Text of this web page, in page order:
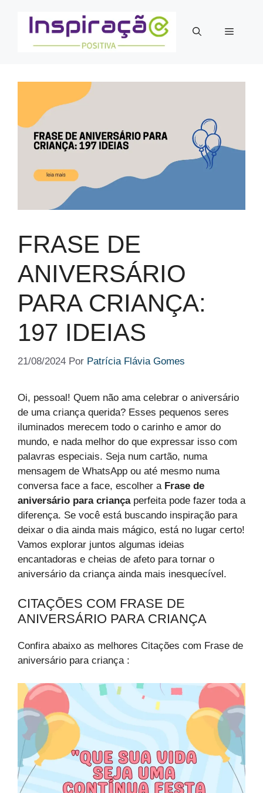
Menu
FRASE DE
ANIVERSÁRIO
PARA CRIANÇA:
197 IDEIAS
21/08/2024 Por Patrícia Flávia Gomes
Oi, pessoal! Quem não ama celebrar o aniversário
de uma criança querida? Esses pequenos seres
iluminados merecem todo o carinho e amor do
mundo, e nada melhor do que expressar isso com
palavras especiais. Seja num cartão, numa
mensagem de WhatsApp ou até mesmo numa
conversa face a face, escolher a Frase de
aniversário para criançaperfeita pode fazer toda a
diferença. Se você está buscando inspiração para
deixar o dia ainda mais mágico, está no lugar certo!
Vamos explorar juntos algumas ideias
encantadoras e cheias de afeto para tornar o
aniversário da criança ainda mais inesquecível.
CITAÇÕES COM FRASE DE
ANIVERSÁRIO PARA CRIANÇA
Confira abaixo as melhores Citações com Frase de
aniversário para criança :